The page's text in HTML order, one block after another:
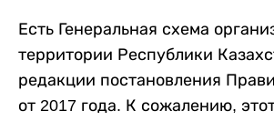
Есть Генеральная схема
территории Республики
редакции постановления
от 2017 года. К сожалению,